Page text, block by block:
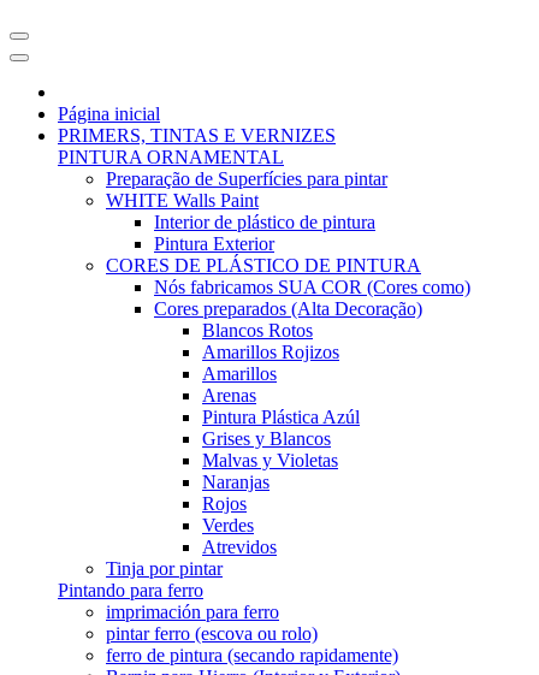
Página inicial
PRIMERS, TINTAS E VERNIZES
PINTURA ORNAMENTAL
Preparação de Superfícies para pintar
WHITE Walls Paint
Interior de plástico de pintura
Pintura Exterior
CORES DE PLÁSTICO DE PINTURA
Nós fabricamos SUA COR (Cores como)
Cores preparados (Alta Decoração)
Blancos Rotos
Amarillos Rojizos
Amarillos
Arenas
Pintura Plástica Azúl
Grises y Blancos
Malvas y Violetas
Naranjas
Rojos
Verdes
Atrevidos
Tinja por pintar
Pintando para ferro
imprimación para ferro
pintar ferro (escova ou rolo)
ferro de pintura (secando rapidamente)